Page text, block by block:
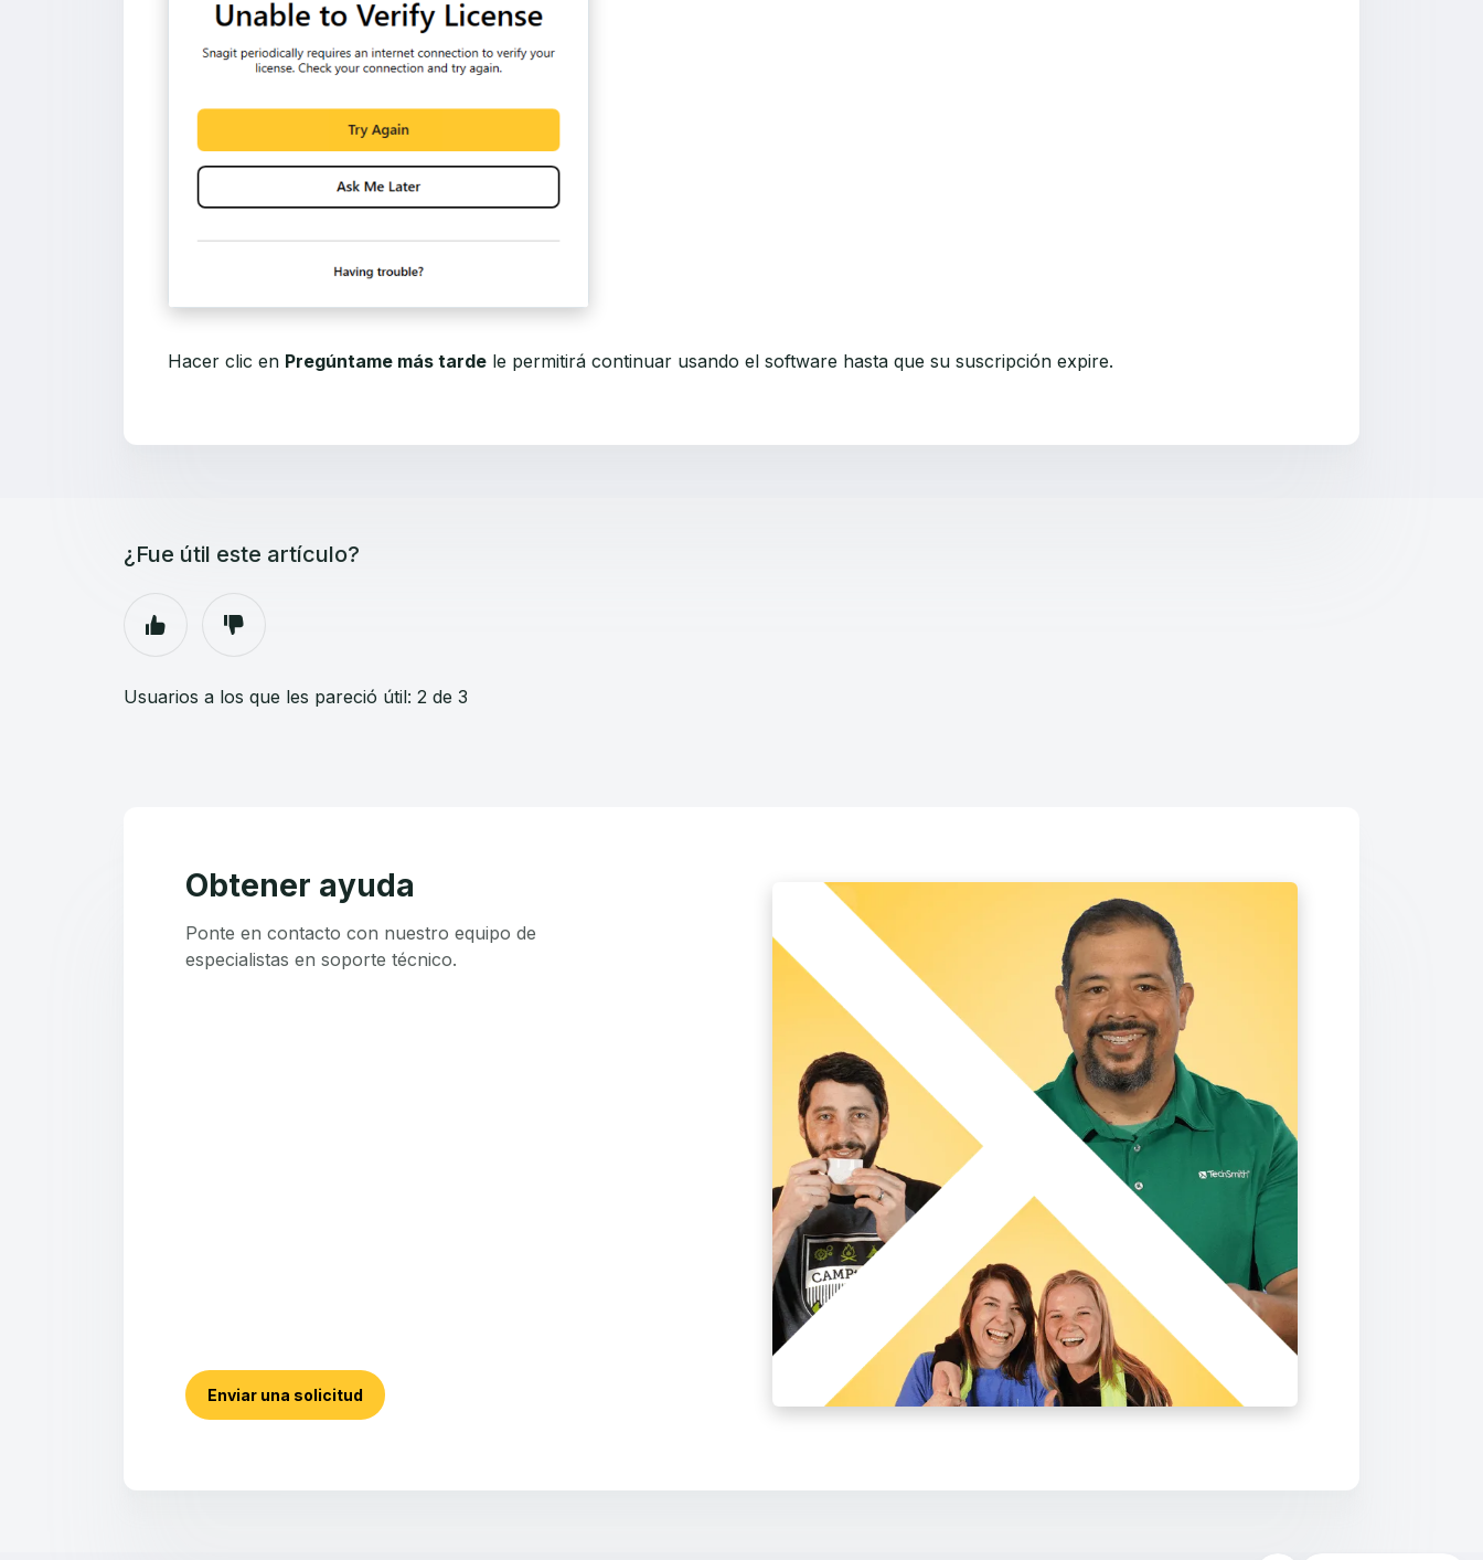
Hacer clic en Pregúntame más tarde le permitirá continuar usando el software hasta que su suscripción expire.
¿Fue útil este artículo?
Usuarios a los que les pareció útil: 2 de 3
Obtener ayuda
Ponte en contacto con nuestro equipo de
especialistas en soporte técnico.
Enviar una solicitud